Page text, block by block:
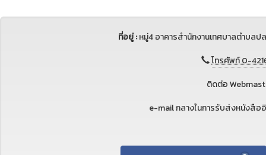
ที่อยู่ :หมู่4 อาคารสำนักงานเทศบาลตำบล
โทรศัพท์ 0-
ติดต่อ
e-mail กลางในการรับส่งหนังสื